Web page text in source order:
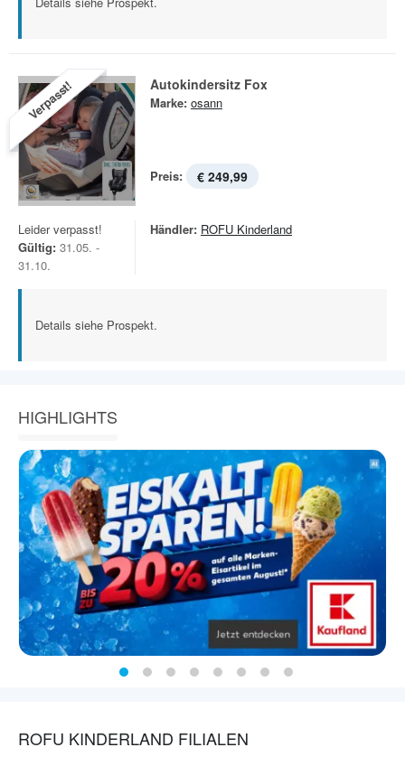
Verpasst! Autokindersitz Fox
Marke: osann
Preis: € 249,99
Leider verpasst!
Gültig: 31.05. -
31.10.
Händler: ROFU Kinderland
Details siehe Prospekt.
HIGHLIGHTS
ROFU KINDERLAND FILIALEN